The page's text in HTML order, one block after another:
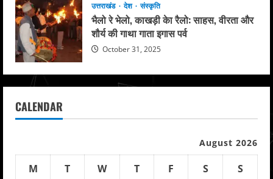
उत्तराखंड देश संस्कृति
भैलो रे भेलो, काखड़ी केा रैलो: साहस, वीरता और
शौर्य की गाथा गाता इगास पर्व
October 31, 2025
CALENDAR
August 2026
M T W T F S
S